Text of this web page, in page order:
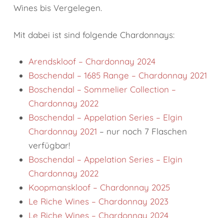
Wines bis Vergelegen.
Mit dabei ist sind folgende Chardonnays:
Arendskloof – Chardonnay 2024
Boschendal – 1685 Range – Chardonnay 2021
Boschendal – Sommelier Collection –
Chardonnay 2022
Boschendal – Appelation Series – Elgin
Chardonnay 2021 – nur noch 7 Flaschen
verfügbar!
Boschendal – Appelation Series – Elgin
Chardonnay 2022
Koopmanskloof – Chardonnay 2025
Le Riche Wines – Chardonnay 2023
Le Riche Wines – Chardonnay 2024